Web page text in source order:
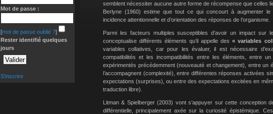
Mot de passe :
[mot de passe oublié ?]
Rester identifié quelques
jours
S'inscrire
semblent nécessiter aucune autre forme de récompense que celles
Berlyne (1960) estime que tout ce qui concourt à augmenter le
incidence attentionnelle et d’orientation des réponses de l’organisme.
Parmi les facteurs multiples susceptibles d’avoir un impact sur
conceptualise différents éléments qu’il appelle des « variables
variables collatives, car pour les évaluer, il est nécessaire
compatibilités et les incompatibilités entre les éléments, entre
expérimentés précédemment (nouveauté et changement), entre un
l’accompagnent (complexité), entre différentes réponses activées
expectations (surprises), ou entre des expectations excitées en
traduction libre).
Litman & Spielberger (2003) vont s’appuyer sur cette conception
différentielle, principalement axée sur la curiosité épistémique.